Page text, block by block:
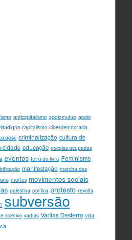
anticapitalismo apoiomutuo apoio
capitalismo ciberdemocracia
criminalização cultura de
cidade educação escolas ocupadas
eventos feira do livro Feminismo
manifestação marcha das
mortes movimentos sociais
palestina política protesto revolta
subversão
coletivo vadias Vadias Desterro vida